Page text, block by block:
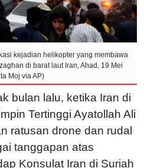
kejadian helikopter yang membawa
di barat laut Iran, Ahad, 19 Mei
Moj via AP)
bulan lalu, ketika Iran di
Tertinggi Ayatollah Ali
ratusan drone dan rudal
tanggapan atas
Konsulat Iran di Suriah